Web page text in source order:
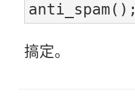
anti_spam();
搞定。